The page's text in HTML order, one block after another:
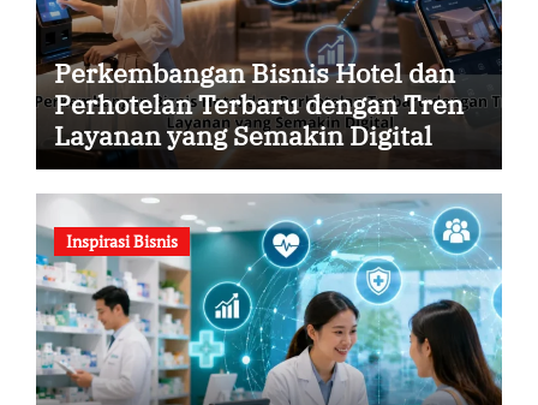
Perkembangan Bisnis Hotel dan
Perhotelan Terbaru dengan Tren
Layanan yang Semakin Digital
Inspirasi Bisnis